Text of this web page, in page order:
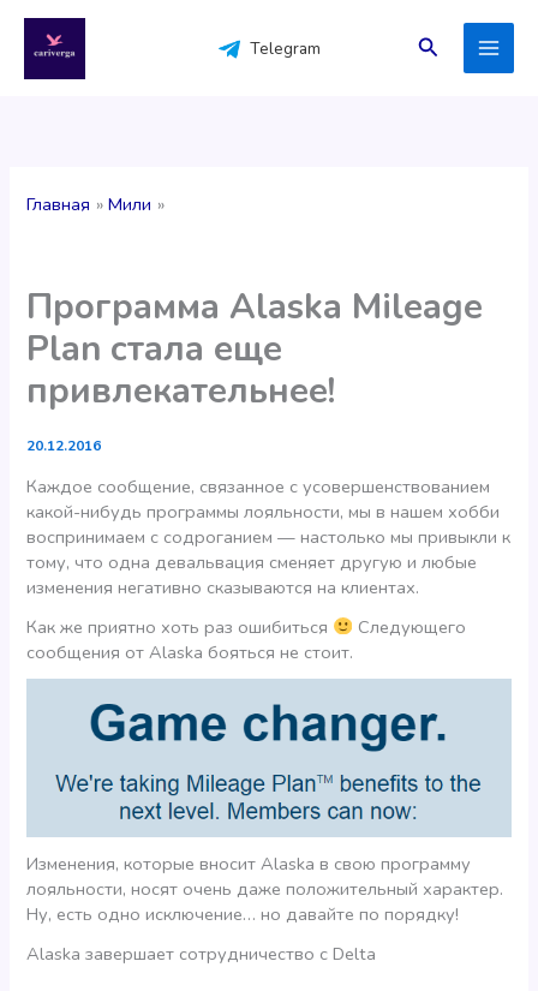
содержимому
Telegram Поиск
Главная Мили
Программа Alaska Mileage
Plan стала еще
привлекательнее!
20.12.2016
Каждое сообщение, связанное с усовершенствованием
какой-нибудь программы лояльности, мы в нашем хобби
воспринимаем с содроганием — настолько мы привыкли к
тому, что одна девальвация сменяет другую и любые
изменения негативно сказываются на клиентах.
Как же приятно хоть раз ошибиться
Следующего
сообщения от Alaska бояться не стоит.
Изменения, которые вносит Alaska в свою программу
лояльности, носят очень даже положительный характер.
Ну, есть одно исключение… но давайте по порядку!
Alaska завершает сотрудничество с Delta